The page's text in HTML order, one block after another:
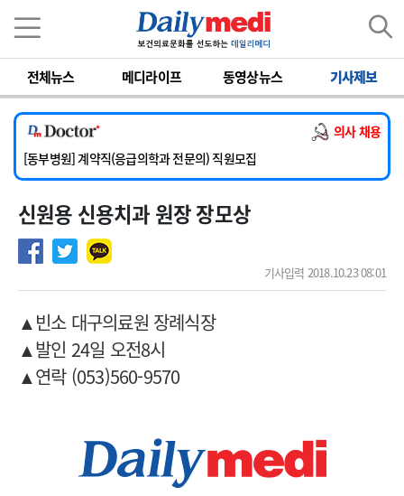
전체뉴스 메디라이프 동영상뉴스 기사제보
의사 채용
[서울아산병원] 2026년 하반기 인턴 모집
[영남대학교의료원] 마취통증의학과 임기제 임상의사 채용
[충남대학교병원] 소아청소년과(소아응급전담) 계약직 의사 공개채용
[동부병원] 계약직(응급의학과 전문의) 직원모집
[이대목동병원] 하반기 전공의(레지던트1년차) 모집
[서울아산병원] 2026년 하반기 인턴 모집
[영남대학교의료원] 마취통증의학과 임기제 임상의사 채용
신원용 신용치과 원장 장모상
기사입력 2018.10.23 08:01
▲빈소 대구의료원 장례식장
▲발인 24일 오전8시
▲연락 (053)560-9570